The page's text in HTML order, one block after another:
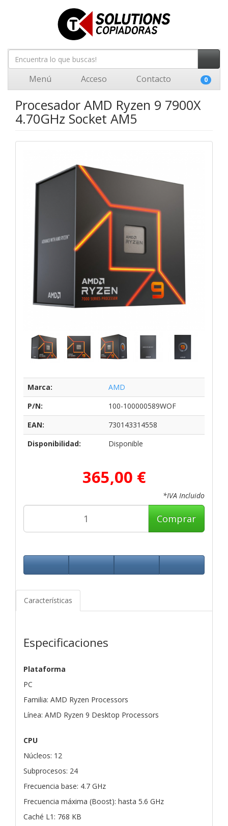
Menú Acceso Contacto 0
Procesador AMD Ryzen 9 7900X
4.70GHz Socket AM5
Marca:
AMD
P/N:
100-100000589WOF
EAN:
730143314558
Disponibilidad:
Disponible
365,00 €
*IVA Incluido
Comprar
Características
Especificaciones
Plataforma
PC
Familia: AMD Ryzen Processors
Línea: AMD Ryzen 9 Desktop Processors
CPU
Núcleos: 12
Subprocesos: 24
Frecuencia base: 4.7 GHz
Frecuencia máxima (Boost): hasta 5.6 GHz
Caché L1: 768 KB